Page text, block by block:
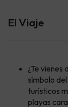
El Viaje
¿Te vienes a
símbolo
turísticos
playas